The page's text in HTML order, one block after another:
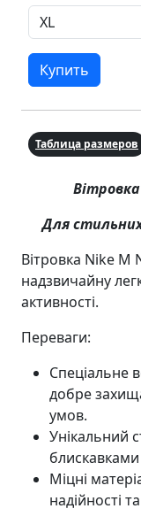
Купить
Таблица размеров
Вітровка
Для
Вітровка Nike M
надзвичайну
активності.
Переваги:
Спеціальне
добре
умов.
Унікальний
Міцні
надійності